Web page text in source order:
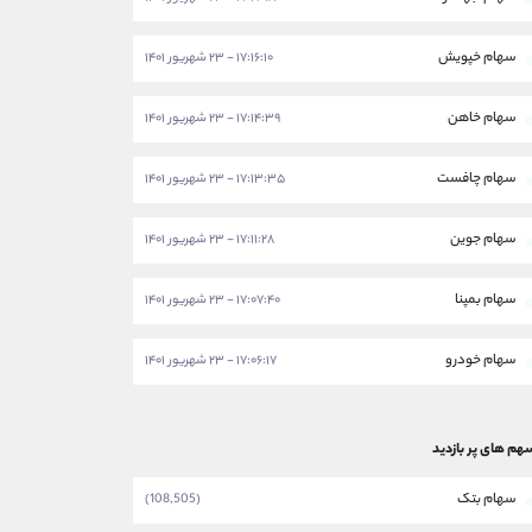
سهام خپویش ۱۷:۱۶:۱۰ - ۲۳ شهریور ۱۴۰۱
سهام خاهن ۱۷:۱۴:۳۹ - ۲۳ شهریور ۱۴۰۱
سهام چافست ۱۷:۱۳:۳۵ - ۲۳ شهریور ۱۴۰۱
سهام جوین ۱۷:۱۱:۲۸ - ۲۳ شهریور ۱۴۰۱
سهام بمپنا ۱۷:۰۷:۴۰ - ۲۳ شهریور ۱۴۰۱
سهام خودرو ۱۷:۰۶:۱۷ - ۲۳ شهریور ۱۴۰۱
های پر بازدید
سهام بتک (108,505)